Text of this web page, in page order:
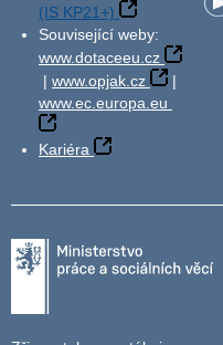
(IS KP21+)
Související weby:
www.dotaceeu.cz
| www.opjak.cz
|
www.ec.europa.eu
Kariéra